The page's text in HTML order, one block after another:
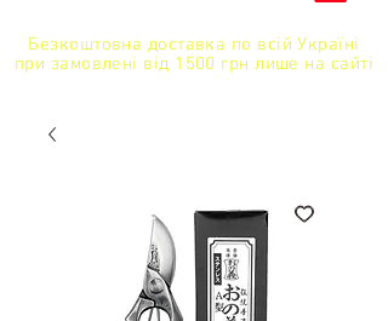
Безкоштовна доставка по всій Україні
при замовлені від 1500 грн лише на сайті